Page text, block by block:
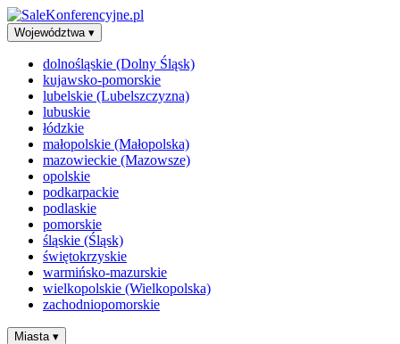
Województwa ▾
dolnośląskie (Dolny Śląsk)
kujawsko-pomorskie
lubelskie (Lubelszczyzna)
lubuskie
łódzkie
małopolskie (Małopolska)
mazowieckie (Mazowsze)
opolskie
podkarpackie
podlaskie
pomorskie
śląskie (Śląsk)
świętokrzyskie
warmińsko-mazurskie
wielkopolskie (Wielkopolska)
zachodniopomorskie
Miasta ▾